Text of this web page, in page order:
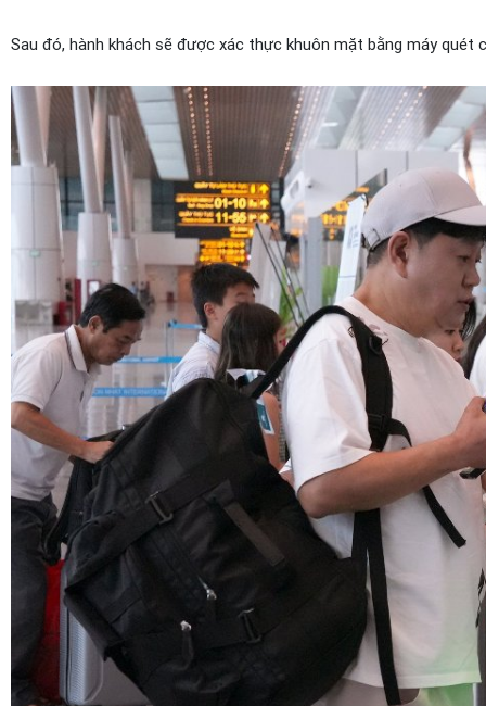
Sau đó, hành khách sẽ được xác thực khuôn mặt bằng máy quét